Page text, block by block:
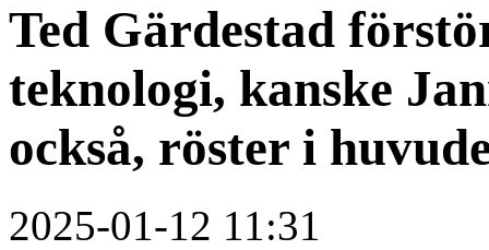
Ted Gärdestad
teknologi, kanske
också, röster i
2025-01-12 11:31